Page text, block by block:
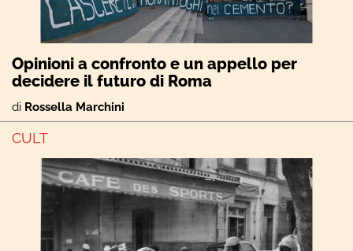
Opinioni a confronto e un appello per
decidere il futuro di Roma
di Rossella Marchini
CULT